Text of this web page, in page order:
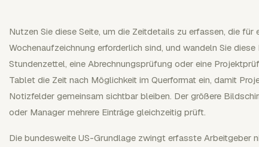
Nutzen Sie diese Seite, um die Zeitdetails zu erfassen, die für
Wochenaufzeichnung erforderlich sind, und wandeln Sie diese
Stundenzettel, eine Abrechnungsprüfung oder eine
Tablet die Zeit nach Möglichkeit im Querformat ein, damit
Notizfelder gemeinsam sichtbar bleiben. Der größere
oder Manager mehrere Einträge gleichzeitig prüft.
Die bundesweite US-Grundlage zwingt erfasste Arbeitgeber